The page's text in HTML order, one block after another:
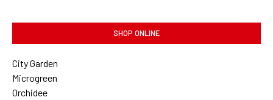
SHOP ONLINE
City Garden
Microgreen
Orchidee